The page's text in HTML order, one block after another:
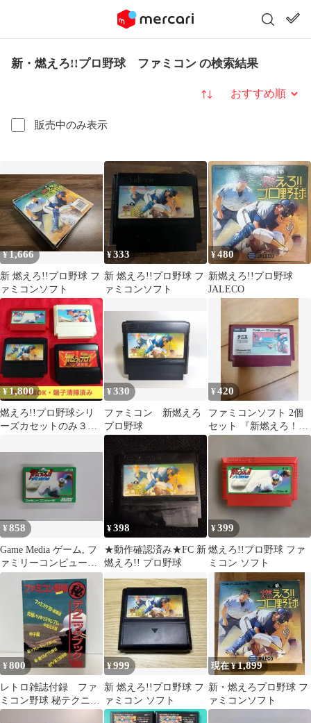
新・燃えろ!!プロ野球 ファミコン の検索結果
販売中のみ表示
並び替え
¥1,666
新 燃えろ!!プロ野球 フ
ァミコンソフト
¥333
新 燃えろ!!プロ野球 フ
ァミコンソフト
¥480
新燃えろ!!プロ野球
JALECO
¥ 1,800
燃えろ!!プロ野球シリ
ーズカセットのみ３本
掃済み】送料無料
¥330
ファミコン 新燃えろ
プロ野球
¥420
ファミコンソフト 2個
セット 『新燃えろ！！
プロ野球』＆『テニス
¥858
Game Media ゲーム, フ
ァミリーコンピュータ
燃えろ!!プロ野球 JF13
JALECO /00110
¥398
★動作確認済み★FC 新
燃えろ!! プロ野球
¥399
燃えろ!!プロ野球 ファ
ミコン ソフト
¥800
レトロ雑誌付録 ファ
ミコン野球 秘テクニッ
クブック '89年3-C-7018
¥999
新 燃えろ!!プロ野球 フ
ァミコン ソフト
現在 ¥1,899
新・燃えろプロ野球 フ
ァミコンソフト